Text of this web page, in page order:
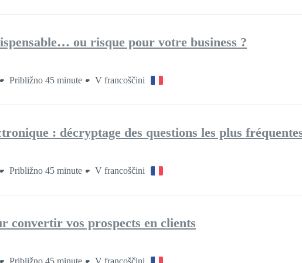
ou risque pour votre business ?
Približno 45 minute V francoščini
: décryptage des questions les plus
Približno 45 minute V francoščini
convertir vos prospects en clients
Približno 45 minute V francoščini